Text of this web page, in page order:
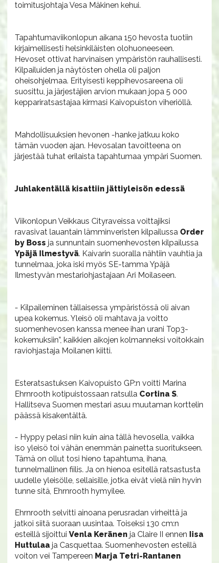
toimitusjohtaja Vesa Mäkinen kehui.
Tapahtumaviikonlopun aikana 150 hevosta tuotiin
kirjaimellisesti helsinkiläisten olohuoneeseen.
Hevoset ottivat harvinaisen ympäristön rauhallisesti.
Kilpailuiden ja näytösten ohella oli paljon
oheisohjelmaa. Erityisesti keppihevosareena oli
suosittu, ja järjestäjien arvion mukaan jopa 5 000
keppariratsastajaa kirmasi Kaivopuiston viheriöllä.
Mahdollisuuksien hevonen -hanke jatkuu koko
tämän vuoden ajan. Hevosalan tavoitteena on
järjestää tuhat erilaista tapahtumaa ympäri Suomen.
Juhlakentällä kisattiin jättiyleisön edessä
Viikonlopun Veikkaus Cityraveissa voittajiksi
ravasivat lauantain lämminveristen kilpailussa Order
by Boss ja sunnuntain suomenhevosten kilpailussa
Ypäjä Ilmestyvä. Kaivarin suoralla nähtiin vauhtia ja
tunnelmaa, joka iski myös SE-tamma Ypäjä
Ilmestyvän mestariohjastajaan Ari Moilaseen.
- Kilpaileminen tällaisessa ympäristössä oli aivan
upea kokemus. Yleisö oli mahtava ja voitto
suomenhevosen kanssa menee ihan urani Top3-
kokemuksiin”, kaikkien aikojen kolmanneksi voitokkain
raviohjastaja Moilanen kiitti.
Esteratsastuksen Kaivopuisto GP:n voitti Marina
Ehrnrooth kotipuistossaan ratsulla Cortina S.
Hallitseva Suomen mestari asuu muutaman korttelin
päässä kisakentältä.
- Hyppy pelasi niin kuin aina tällä hevosella, vaikka
iso yleisö toi vähän enemmän painetta suoritukseen.
Tämä on ollut tosi hieno tapahtuma, ihana,
tunnelmallinen fiilis. Ja on hienoa esitellä ratsastusta
uudelle yleisölle, sellaisille, jotka eivät vielä niin hyvin
tunne sitä, Ehrnrooth hymyilee.
Ehrnrooth selvitti ainoana perusradan virheittä ja
jatkoi siitä suoraan uusintaa. Toiseksi 130 cm:n
esteillä sijoittui Venla Keränen ja Claire II ennen Iisa
Huttulaa ja Casquettaa. Suomenhevosten esteillä
voiton vei Tampereen Marja Tetri-Rantanen